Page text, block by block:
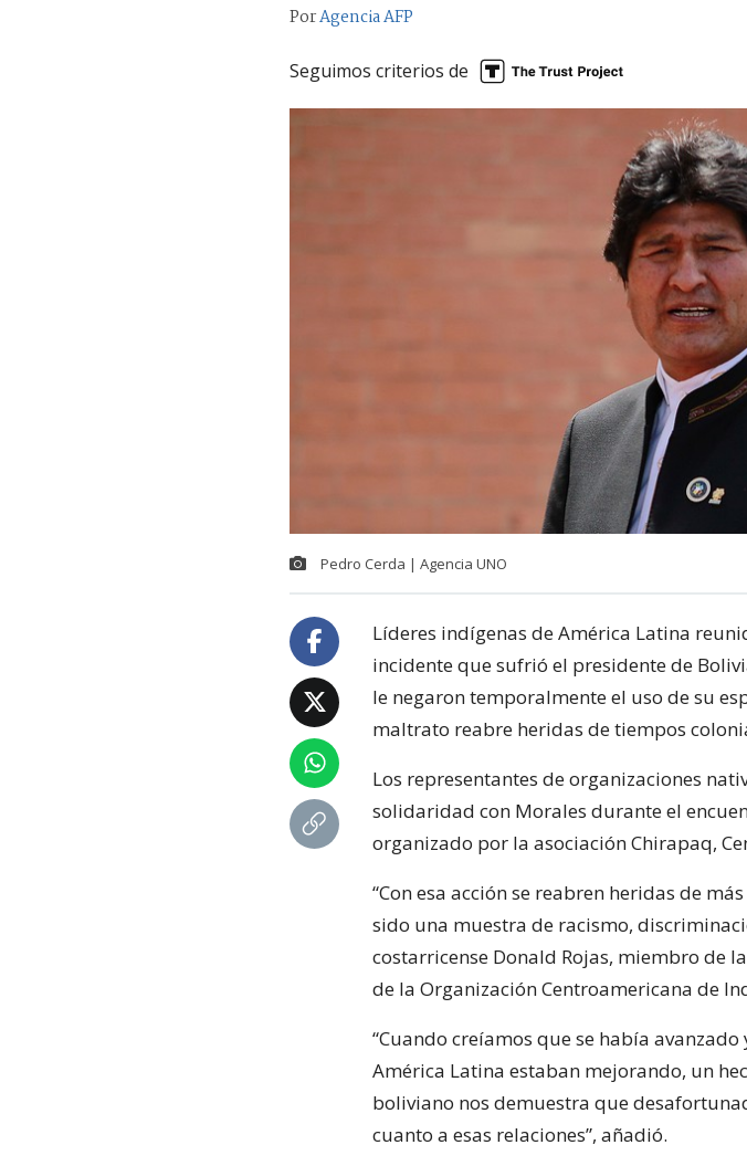
PorAgencia AFP
Seguimos criterios de
Pedro Cerda | Agencia UNO
Líderes indígenas de América Latina
incidente que sufrió el presidente de
le negaron temporalmente el uso de su
maltrato reabre heridas de tiempos
Los representantes de organizaciones
solidaridad con Morales durante el
organizado por la asociación Chirapaq,
“Con esa acción se reabren heridas de
sido una muestra de racismo,
costarricense Donald Rojas, miembro de
de la Organización Centroamericana de
“Cuando creíamos que se había
América Latina estaban mejorando, un
boliviano nos demuestra que
cuanto a esas relaciones”, añadió.